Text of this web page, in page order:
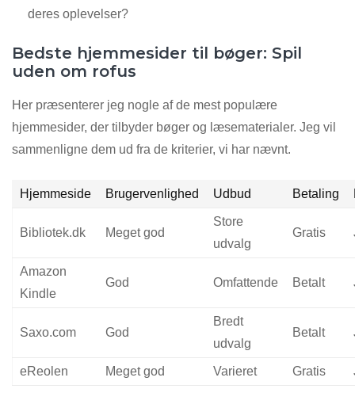
deres oplevelser?
Bedste hjemmesider til bøger: Spil
uden om rofus
Her præsenterer jeg nogle af de mest populære
hjemmesider, der tilbyder bøger og læsematerialer. Jeg vil
sammenligne dem ud fra de kriterier, vi har nævnt.
Hjemmeside Brugervenlighed Udbud Betaling
Bibliotek.dk Meget god
Store
udvalg
Gratis
Amazon
Kindle
God Omfattende Betalt
Saxo.com God
Bredt
udvalg
Betalt
eReolen Meget god Varieret Gratis